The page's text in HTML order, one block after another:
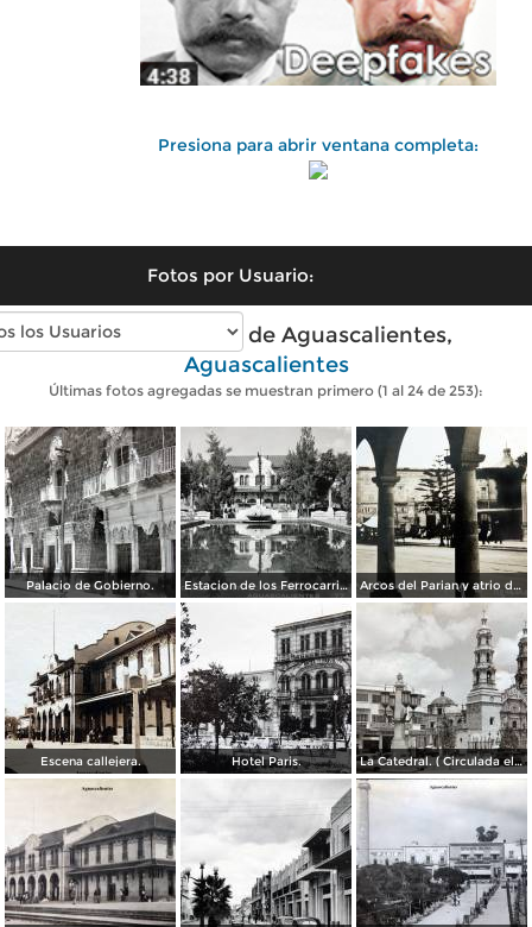
Presiona para abrir ventana completa:
Fotos por Usuario:
Fotos antiguas de Aguascalientes,
Aguascalientes
Últimas fotos agregadas se muestran primero (1 al 24 de 253):
Palacio de Gobierno. Estacion de los Ferrocarriles Nacionales. Arcos del Parian y atrio de Santiago.
Escena callejera. Hotel Paris. La Catedral. ( Circulada el 11 de Diciembre de 1950 ).